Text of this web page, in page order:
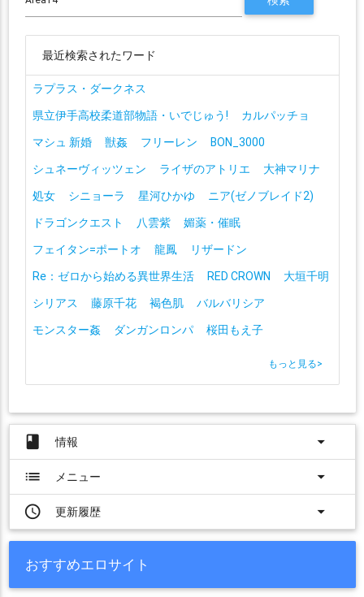
最近検索されたワード
ラプラス・ダークネス
県立伊手高校柔道部物語・いでじゅう!
カルパッチョ
マシュ 新婚
獣姦 フリーレン
BON_3000
シュネーヴィッツェン
ライザのアトリエ
大神マリナ
処女
シニョーラ 星河ひかゆ
ニア(ゼノブレイド2)
ドラゴンクエスト
八雲紫
媚薬・催眠
フェイタン=ポートオ
龍鳳
リザードン
Re：ゼロから始める異世界生活
RED CROWN
大垣千明
シリアス
藤原千花 褐色肌
バルバリシア
モンスター姦
ダンガンロンパ 桜田もえ子
もっと見る>
book 情報
arrow_drop_down
list
メニュー
arrow_drop_down
access_time
更新履歴 arrow_drop_down
おすすめエロサイト